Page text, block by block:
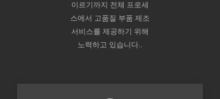
이르기까지 전체 프로세
스에서 고품질 부품 제조
서비스를 제공하기 위해
노력하고 있습니다..